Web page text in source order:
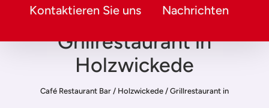
Kontaktieren Sie uns Nachrichten
Grillrestaurant in
Holzwickede
Café Restaurant Bar / Holzwickede / Grillrestaurant in